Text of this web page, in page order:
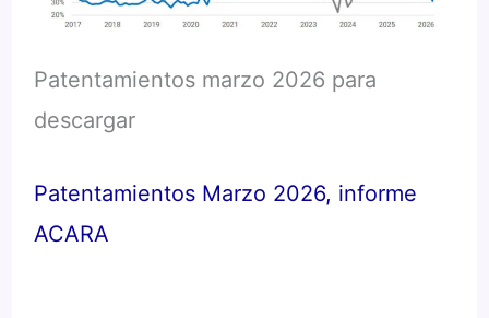
Patentamientos marzo 2026 para
descargar
Patentamientos Marzo 2026, informe
ACARA